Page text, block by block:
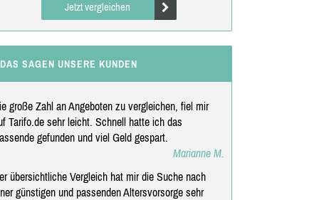
Jetzt vergleichen
DAS SAGEN UNSERE KUNDEN
große Zahl an Angeboten zu vergleichen, fiel mir
Tarifo.de sehr leicht. Schnell hatte ich das
gefunden und viel Geld gespart.
Marianne M.
übersichtliche Vergleich hat mir die Suche nach
günstigen und passenden Altersvorsorge sehr